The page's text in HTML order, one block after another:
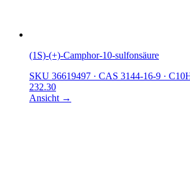
(1S)-(+)-Camphor-10-sulfonsäure
SKU 36619497 · CAS 3144-16-9 ·
232.30
Ansicht →